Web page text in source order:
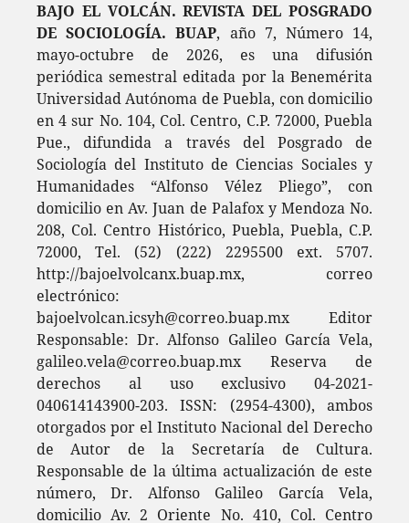
BAJO EL VOLCÁN. REVISTA DEL POSGRADO
DE SOCIOLOGÍA. BUAP, año 7, Número 14,
mayo-octubre de 2026, es una difusión
periódica semestral editada por la Benemérita
Universidad Autónoma de Puebla, con domicilio
en 4 sur No. 104, Col. Centro, C.P. 72000, Puebla
Pue., difundida a través del Posgrado de
Sociología del Instituto de Ciencias Sociales y
Humanidades “Alfonso Vélez Pliego”, con
domicilio en Av. Juan de Palafox y Mendoza No.
208, Col. Centro Histórico, Puebla, Puebla, C.P.
72000, Tel. (52) (222) 2295500 ext. 5707.
http://bajoelvolcanx.buap.mx, correo
electrónico:
bajoelvolcan.icsyh@correo.buap.mx Editor
Responsable: Dr. Alfonso Galileo García Vela,
galileo.vela@correo.buap.mx Reserva de
derechos al uso exclusivo 04-2021-
040614143900-203. ISSN: (2954-4300), ambos
otorgados por el Instituto Nacional del Derecho
de Autor de la Secretaría de Cultura.
Responsable de la última actualización de este
número, Dr. Alfonso Galileo García Vela,
domicilio Av. 2 Oriente No. 410, Col. Centro